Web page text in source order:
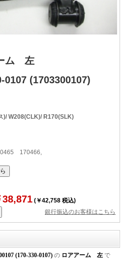
ム 左
0107 (1703300107)
)/ W208(CLK)/ R170(SLK)
170466,
38,871 (￥42,758 税込)
銀行振込のお客様はこちら
(170-330-0107) の ロアアーム 左 で